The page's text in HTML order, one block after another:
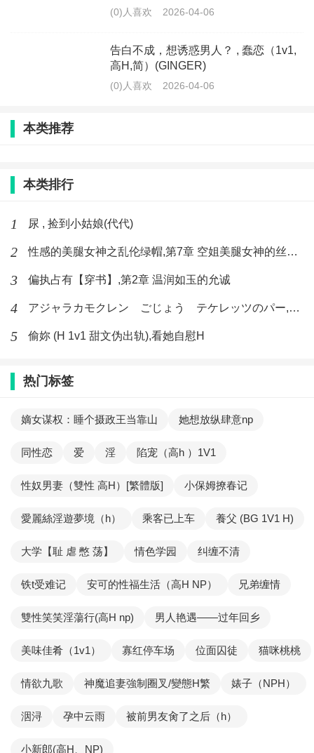
(0)人喜欢 2026-04-06
告白不成，想诱惑男人？ , 蠢恋（1v1,
高H,简）(GINGER)
(0)人喜欢 2026-04-06
本类推荐
本类排行
1 尿 , 捡到小姑娘(代代)
2 性感的美腿女神之乱伦绿帽,第7章 空姐美腿女神的丝袜足交
3 偏执占有【穿书】,第2章 温润如玉的允诚
4 アジャラカモクレン ごじょう テケレッツのパー,【No. 42 Rube Goldberg Machine】十四
5 偷妳 (H 1v1 甜文伪出轨),看她自慰H
热门标签
嫡女谋权：睡个摄政王当靠山 她想放纵肆意np
同性恋 爱 淫 陷宠（高h ）1V1
性奴男妻（雙性 高H）[繁體版] 小保姆撩春记
愛麗絲淫遊夢境（h） 乘客已上车 養父 (BG 1V1 H)
大学【耻 虐 憋 荡】 情色学园 纠缠不清
铁t受难记 安可的性福生活（高H NP） 兄弟缠情
雙性笑笑淫蕩行(高H np) 男人艳遇——过年回乡
美味佳肴（1v1） 寡红停车场 位面囚徒 猫咪桃桃
情欲九歌 神魔追妻強制圈叉/變態H繁 婊子（NPH）
洇浔 孕中云雨 被前男友肏了之后（h）
小新郎(高H、NP)